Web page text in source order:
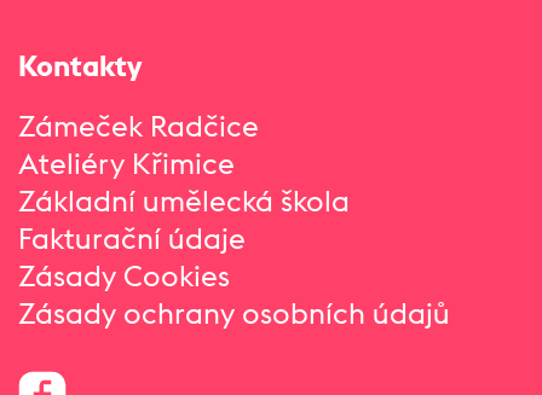
Kontakty
Zámeček Radčice
Ateliéry Křimice
Základní umělecká škola
Fakturační údaje
Zásady Cookies
Zásady ochrany osobních údajů